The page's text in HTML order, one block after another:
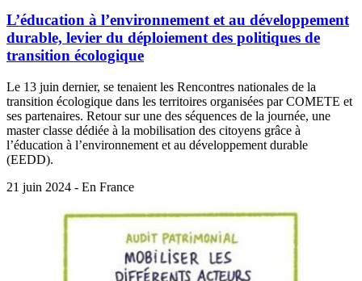
L’éducation à l’environnement et au développement
durable, levier du déploiement des politiques de
transition écologique
Le 13 juin dernier, se tenaient les Rencontres nationales de la
transition écologique dans les territoires organisées par COMETE et
ses partenaires. Retour sur une des séquences de la journée, une
master classe dédiée à la mobilisation des citoyens grâce à
l’éducation à l’environnement et au développement durable
(EEDD).
21 juin 2024 - En France